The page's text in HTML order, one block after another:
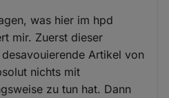
was hier im hpd
mir. Zuerst dieser
Artikel von
nichts mit
zu tun hat. Dann